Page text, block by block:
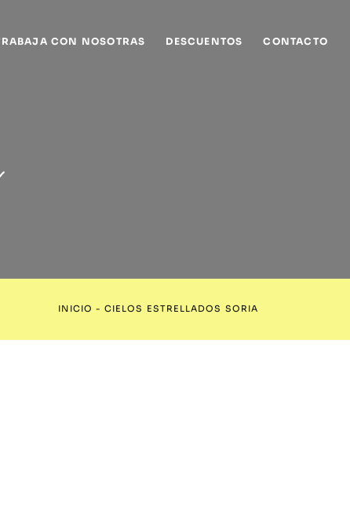
CON NOSOTRAS DESCUENTOS CONTACTO
INICIO -CIELOS ESTRELLADOS SORIA